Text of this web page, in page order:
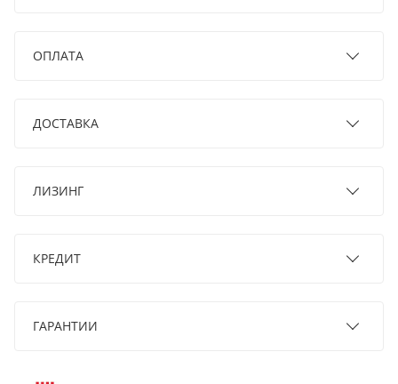
ОПЛАТА
ДОСТАВКА
ЛИЗИНГ
КРЕДИТ
ГАРАНТИИ